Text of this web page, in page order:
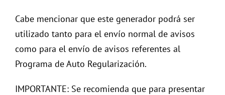
Cabe mencionar que este generador podrá ser
utilizado tanto para el envío normal de avisos
como para el envío de avisos referentes al
Programa de Auto Regularización.
IMPORTANTE: Se recomienda que para presentar